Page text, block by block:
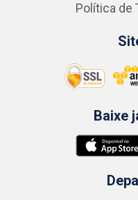
Política de
Baixe